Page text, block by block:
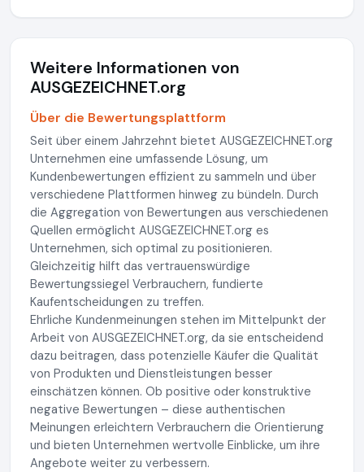
Weitere Informationen von
AUSGEZEICHNET.org
Über die Bewertungsplattform
Seit über einem Jahrzehnt bietet AUSGEZEICHNET.org
Unternehmen eine umfassende Lösung, um
Kundenbewertungen effizient zu sammeln und über
verschiedene Plattformen hinweg zu bündeln. Durch
die Aggregation von Bewertungen aus verschiedenen
Quellen ermöglicht AUSGEZEICHNET.org es
Unternehmen, sich optimal zu positionieren.
Gleichzeitig hilft das vertrauenswürdige
Bewertungssiegel Verbrauchern, fundierte
Kaufentscheidungen zu treffen.
Ehrliche Kundenmeinungen stehen im Mittelpunkt der
Arbeit von AUSGEZEICHNET.org, da sie entscheidend
dazu beitragen, dass potenzielle Käufer die Qualität
von Produkten und Dienstleistungen besser
einschätzen können. Ob positive oder konstruktive
negative Bewertungen – diese authentischen
Meinungen erleichtern Verbrauchern die Orientierung
und bieten Unternehmen wertvolle Einblicke, um ihre
Angebote weiter zu verbessern.